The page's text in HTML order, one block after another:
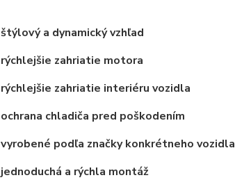
štýlový a dynamický vzhľad
rýchlejšie zahriatie motora
rýchlejšie zahriatie interiéru vozidla
ochrana chladiča pred poškodením
vyrobené podľa značky konkrétneho vozidla
jednoduchá a rýchla montáž